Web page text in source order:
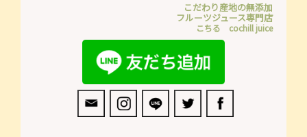
こだわり産地の無添加
フルーツジュース専門店
こちる cochill juice